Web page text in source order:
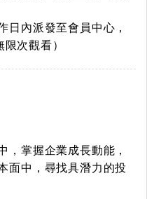
日內派發至會員中心，
次觀看）
，掌握企業成長動能，
面中，尋找具潛力的投